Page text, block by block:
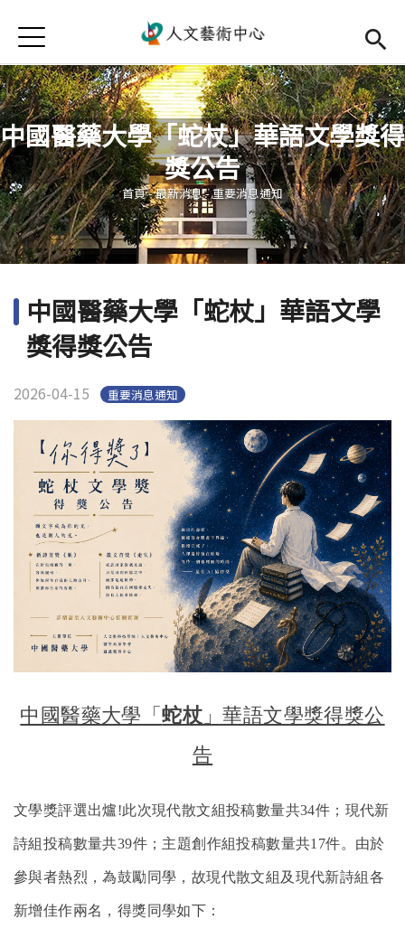
首頁
首頁
最新消息
中心簡介
Open
師資陣容
Open
藝文活動
活動集錦
中國醫藥大學「蛇杖」華語文學獎得
獎公告
您在這裡
首頁-最新消息-重要消息通知
中國醫藥大學「蛇杖」華語文學
獎得獎公告
2026-04-15 重要消息通知
中國醫藥大學「蛇杖 」華語文學獎得獎公
告
文學獎評選出爐!此次現代散文組投稿數量共34件；現代新
詩組投稿數量共39件；主題創作組投稿數量共17件。由於
參與者熱烈，為鼓勵同學，故現代散文組及現代新詩組各
新增佳作兩名，得獎同學如下：